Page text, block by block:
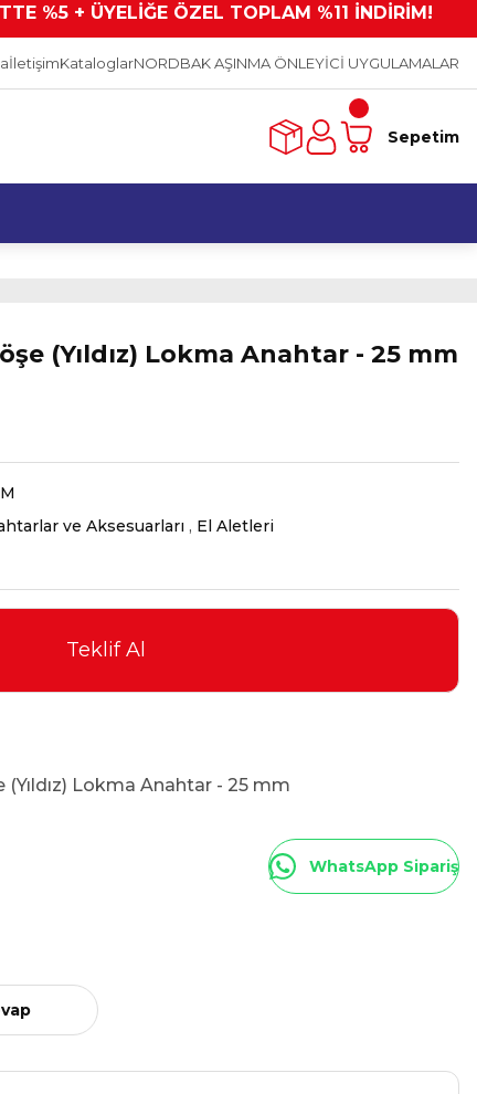
%5 + ÜYELİĞE ÖZEL TOPLAM %11 İNDİRİM!
İletişimKataloglarNORDBAK AŞINMA ÖNLEYİCİ UYGULAMALAR
Sepetim
(Yıldız) Lokma Anahtar - 25 mm
ve Aksesuarları , El Aletleri
Teklif Al
(Yıldız) Lokma Anahtar - 25 mm
WhatsApp Sipariş